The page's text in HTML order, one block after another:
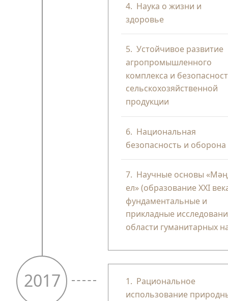
4. Наука о жизни и
здоровье
5.Устойчивое развитие
агропромышленного
комплекса и
сельскохозяйственной
продукции
6. Национальная
безопасность и оборона
7. Научные основы
ел» (образование XXI
фундаментальные и
прикладные
области гуманитарных
2017 1. Рациональное
использование